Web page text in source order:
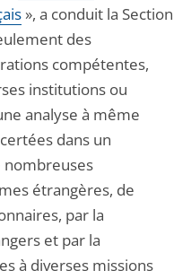
», a conduit la Section
des
compétentes,
institutions ou
analyse à même
dans un
nombreuses
étrangères, de
par la
et par la
à diverses missions